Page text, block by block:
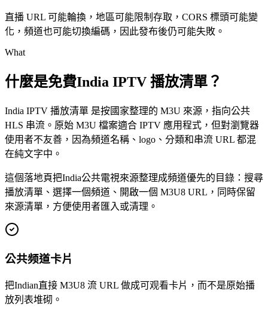
直播 URL 可能輪換，地區可能限制存取，CORS 標頭可能變
化，頻道也可能切換編碼，因此發布後仍可能失敗。
What
什麼是免費India IPTV 播放清單？
India IPTV 播放清單 是按國家整理的 M3U 來源，指向公共
HLS 串流。原始 M3U 檔案適合 IPTV 應用程式，但對瀏覽器
使用者不友善，因為頻道名稱、logo、分類和串流 URL 都混
在純文字中。
這個落地頁把India公共電視來源整理成頻道優先的目錄：搜尋
播放清單、選擇一個頻道、開啟一個 M3U8 URL，同時保留
來源清單，方便使用者匯入或清理。
公共频道卡片
把Indian直接 M3U8 流 URL 做成可观看卡片，而不是原始播
放列表堆砌。